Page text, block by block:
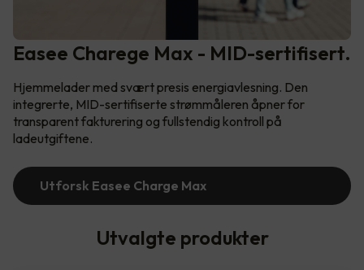
Easee Charege Max - MID-sertifisert.
Hjemmelader med svært presis energiavlesning. Den
integrerte, MID-sertifiserte strømmåleren åpner for
transparent fakturering og fullstendig kontroll på
ladeutgiftene.
Utforsk Easee Charge Max
Utvalgte produkter